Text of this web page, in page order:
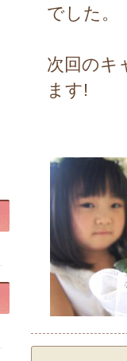
でした。
次回のキ
ます!